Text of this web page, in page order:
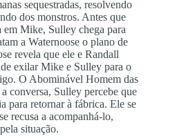
sequestradas, resolvendo
dos monstros. Antes que
em Mike, Sulley chega para
a Waternoose o plano de
revela que ele e Randall
exilar Mike e Sulley para o
O Abominável Homem das
conversa, Sulley percebe que
para retornar à fábrica. Ele se
recusa a acompanhá-lo,
situação.